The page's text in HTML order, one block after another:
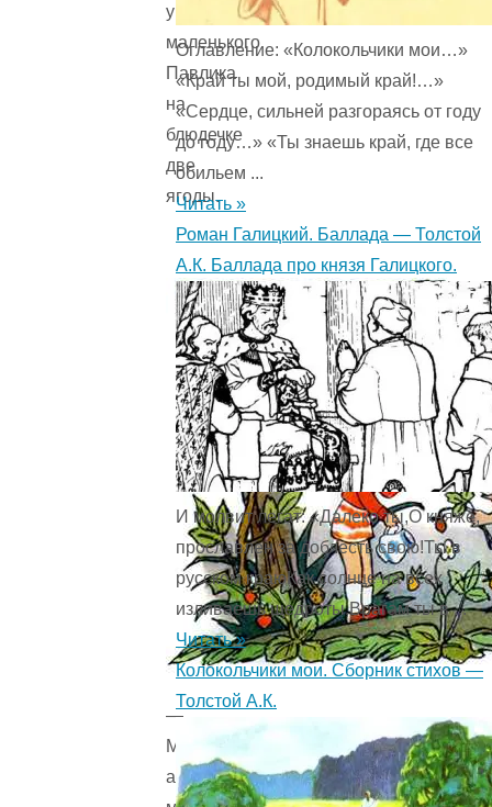
у
маленького
Павлика
на
блюдечке
две
ягоды.
—
Мама,
а
Оглавление: «Колокольчики мои…»
«Край ты мой, родимый край!…»
«Сердце, сильней разгораясь от году
до году…» «Ты знаешь край, где все
обильем ...
Читать »
Роман Галицкий. Баллада — Толстой
А.К. Баллада про князя Галицкого.
И молвит легат: «Далеко ты,О княже,
прославлен за доблесть свою!Ты в
русском краюКак солнце на всех
изливаешь щедроты,Врагам ты в ...
Читать »
Колокольчики мои. Сборник стихов —
Толстой А.К.